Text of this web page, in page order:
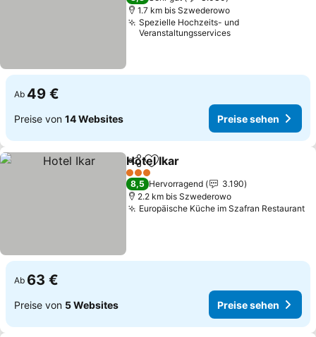
1.7 km bis Szwederowo
Spezielle Hochzeits- und
Veranstaltungsservices
Ab 49 €
Preise von 14 Websites Preise sehen
TeilenZu Favoriten hinzufügen
Hotel Ikar
3 Sterne
8,5 Hervorragend
3.190
2.2 km bis Szwederowo
Europäische Küche im Szafran Restaurant
Ab 63 €
Preise von 5 Websites Preise sehen